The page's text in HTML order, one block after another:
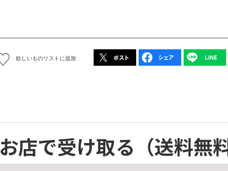
欲しいものリストに追加
お店で受け取る （送料無